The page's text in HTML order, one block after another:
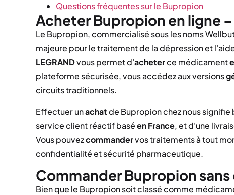
Questions fréquentes sur le Bupropion
Acheter Bupropion en ligne
Le Bupropion, commercialisé sous les noms
majeure pour le traitement de la dépression et
LEGRANDvous permet d'acheterce médicament
plateforme sécurisée, vous accédez aux versions
circuits traditionnels.
Effectuer unachatde Bupropion chez nous
service client réactif baséen France, et d'une
Vous pouvezcommandervos traitements à tout
confidentialité et sécurité pharmaceutique.
Commander Bupropion
Bien que le Bupropion soit classé comme